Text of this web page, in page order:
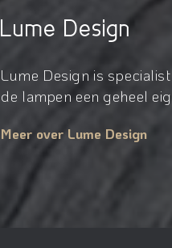
Lume Design
Lume Design is
de lampen een geheel
Meer over Lume Design